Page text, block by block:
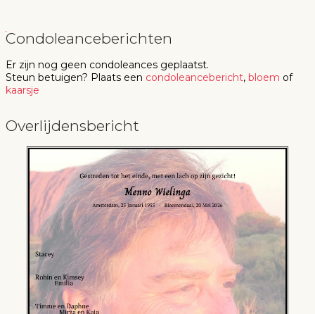
Condoleanceberichten
Er zijn nog geen condoleances geplaatst.
Steun betuigen? Plaats een condoleancebericht, bloem of
kaarsje
Overlijdensbericht